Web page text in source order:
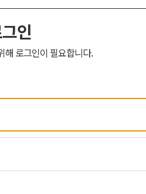
인
해 로그인이 필요합니다.